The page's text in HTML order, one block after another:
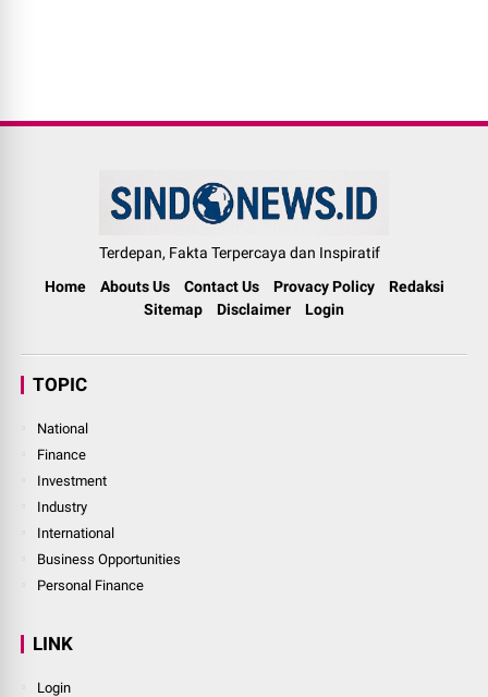
Terdepan, Fakta Terpercaya dan Inspiratif
Home
Abouts Us Contact Us Provacy Policy
Redaksi
Sitemap
Disclaimer Login
TOPIC
National
Finance
Investment
Industry
International
Business Opportunities
Personal Finance
LINK
Login